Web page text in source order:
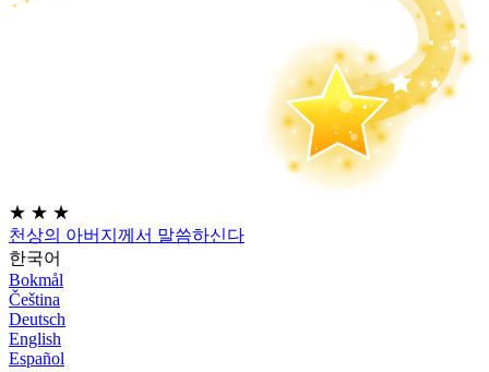
★ ★ ★
천상의 아버지께서 말씀하신다
한국어
Bokmål
Čeština
Deutsch
English
Español